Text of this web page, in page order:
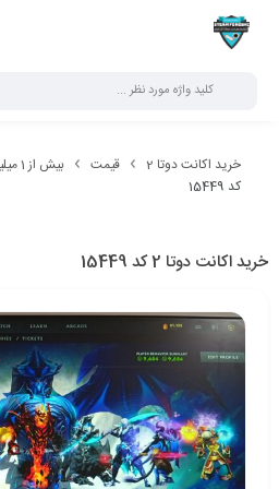
خرید اکانت دوتا 2 قیمت بیش از 1 میلیون تومان
کد 15449
خرید اکانت دوتا 2 کد 15449